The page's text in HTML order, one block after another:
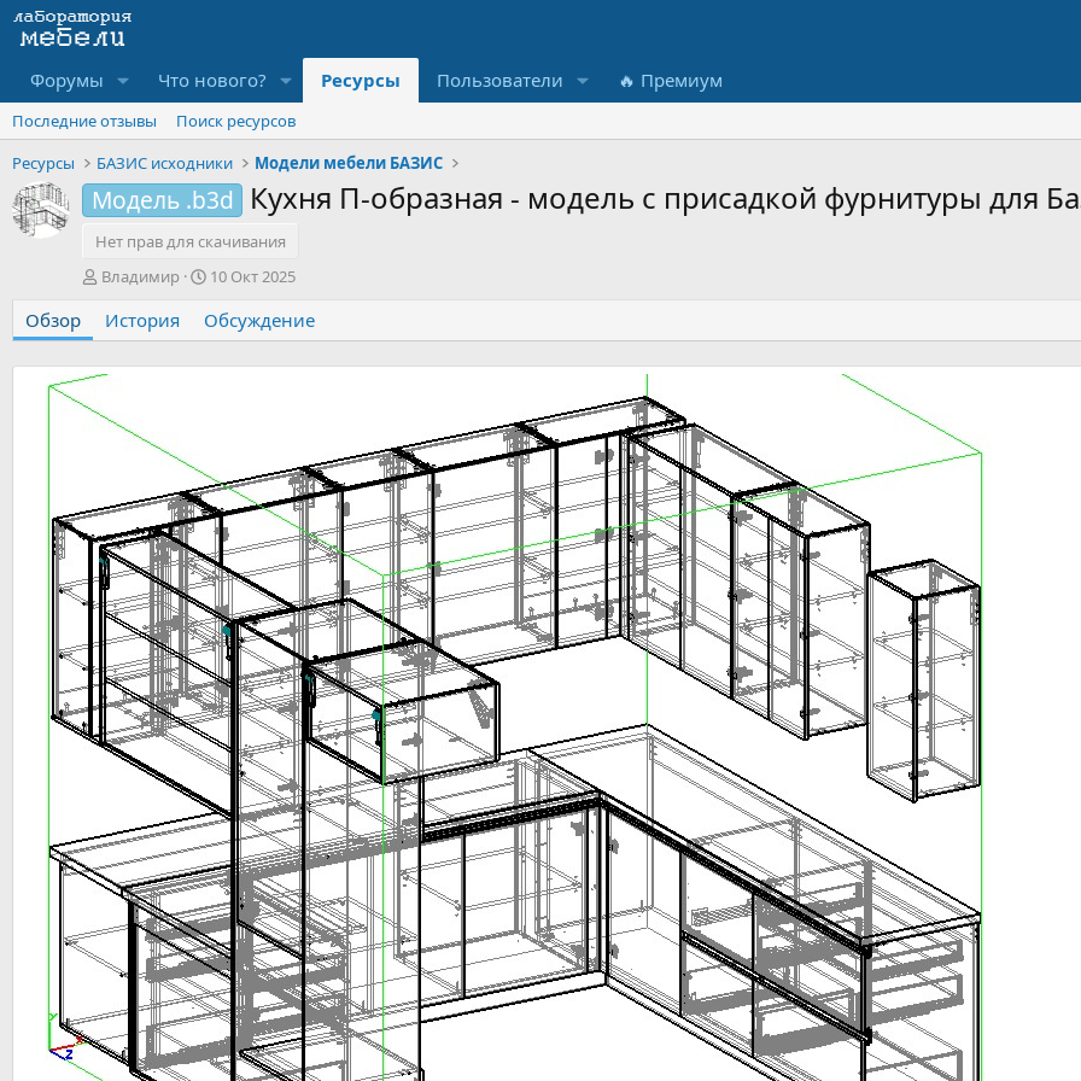
Форумы Что нового? Ресурсы Пользователи 🔥 Премиум
Последние отзывы
Поиск ресурсов
Ресурсы
БАЗИС исходники Модели мебели БАЗИС
Модель .b3d Кухня П-образная - модель с присадкой фурнитуры для
Нет прав для скачивания
А
т
о
р
Владимир
Д
т
а
с
н
и
я
10 Окт 2025
Обзор История Обсуждение